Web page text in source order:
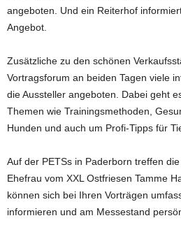
angeboten. Und ein Reiterhof
Angebot.
Zusätzliche zu den schönen
Vortragsforum an beiden Tagen viele
die Aussteller angeboten. Dabei geht
Themen wie Trainingsmethoden,
Hunden und auch um Profi-Tipps für
Auf der PETSs in Paderborn treffen
Ehefrau vom XXL Ostfriesen Tamme
können sich bei Ihren Vorträgen
informieren und am Messestand